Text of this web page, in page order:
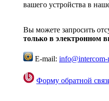
вашего устройства в
Вы можете запросить
только в электронном
E-mail: info@intercom-
Форму обратной